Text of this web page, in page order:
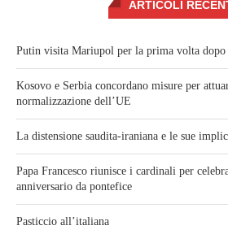
ARTICOLI
Putin visita Mariupol per la prima volta dopo
Kosovo e Serbia concordano misure per
normalizzazione dell’UE
La distensione saudita-iraniana e le sue
Papa Francesco riunisce i cardinali per
anniversario da pontefice
Pasticcio all’italiana